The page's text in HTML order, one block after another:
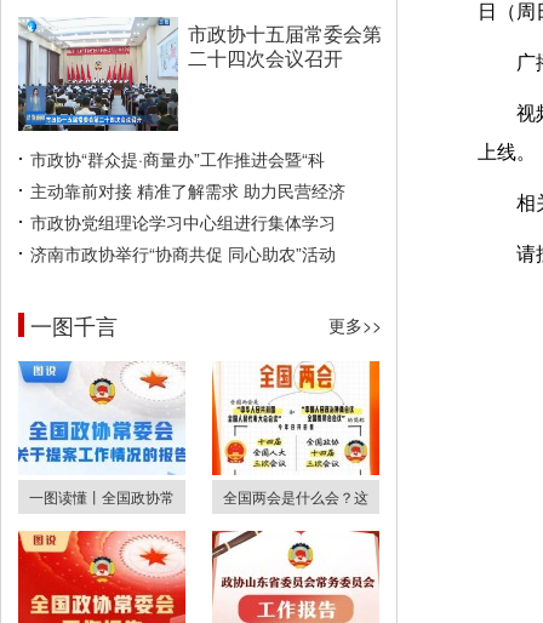
市政协十五届常委会第
二十四次会议召开
市政协“群众提·商量办”工作推进会暨“科
主动靠前对接 精准了解需求 助力民营经济
市政协党组理论学习中心组进行集体学习
济南市政协举行“协商共促 同心助农”活动
一图千言 更多>>
一图读懂丨全国政协常 全国两会是什么会？这
日（
广
视
上线。
相
请